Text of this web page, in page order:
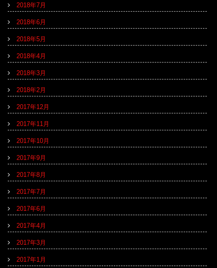
2018年7月
2018年6月
2018年5月
2018年4月
2018年3月
2018年2月
2017年12月
2017年11月
2017年10月
2017年9月
2017年8月
2017年7月
2017年6月
2017年4月
2017年3月
2017年1月